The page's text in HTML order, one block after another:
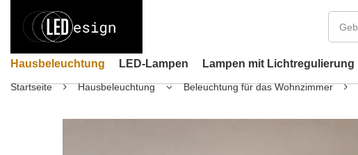
Hausbeleuchtung LED-Lampen Lampen mit Lichtregulierung
Startseite Hausbeleuchtung Beleuchtung für das Wohnzimmer